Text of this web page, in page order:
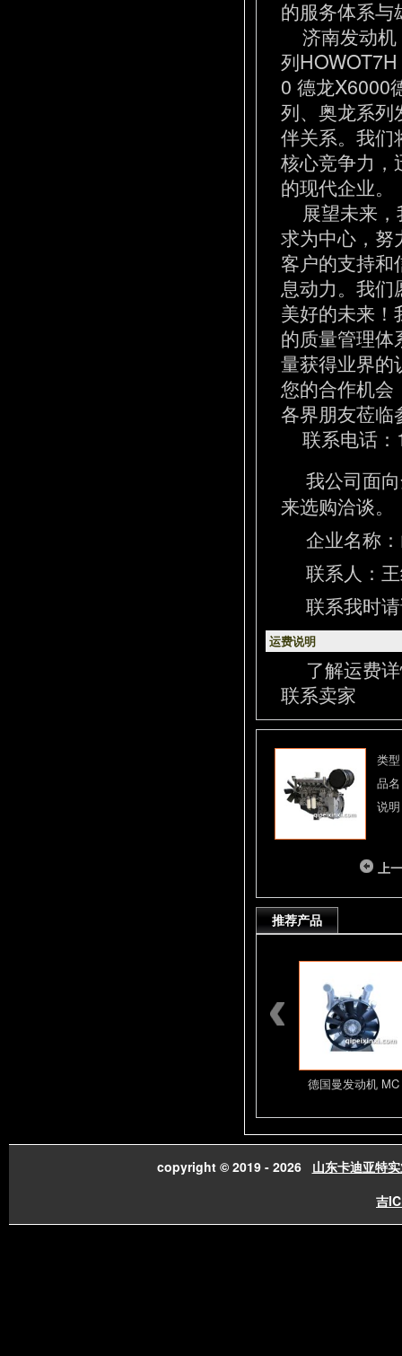
的服务体系
济南发动机
列
0 德龙X6000
列、奥龙系列
伴关系。我们
核心竞争力，
的现代企业。
展望未来，
求为中心，努
客户的支持和
息动力。我
美好的未来
的质量管理
量获得业界的
您的合作机会
各界朋友莅临
联系电话：
我公司面
来选购洽谈。
企业名称
联系人：
联系我时
运费说明
了解运费
联系卖家
类
品
说
上
推荐产品
德国曼发动机 MC
copyright © 2019 - 2026 山东卡迪亚特
吉